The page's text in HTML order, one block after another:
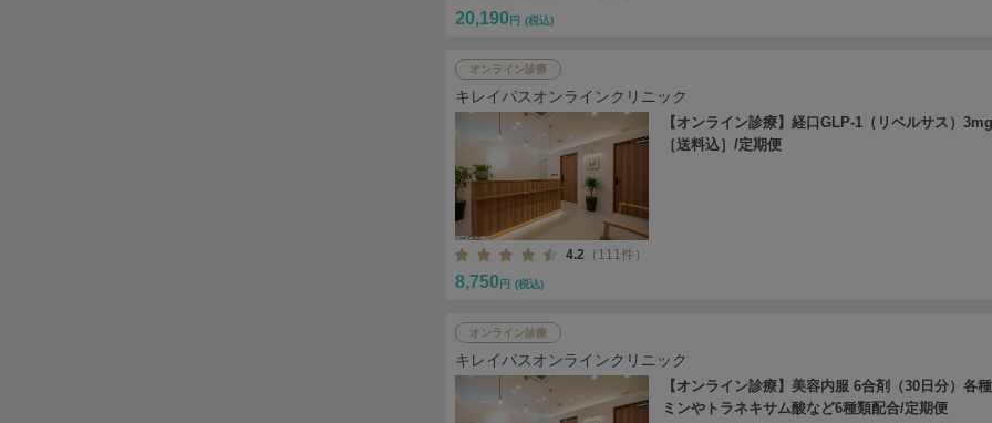
20,190 円 (税込)
オンライン診療
キレイパスオンラインクリニック
【オンライン診療】経口GLP-1（リベルサス）
［送料込］/定期便
4.2 （111件）
8,750 円 (税込)
オンライン診療
キレイパスオンラインクリニック
【オンライン診療】美容内服 6合剤（30日分）各
ミンやトラネキサム酸など6種類配合/定期便